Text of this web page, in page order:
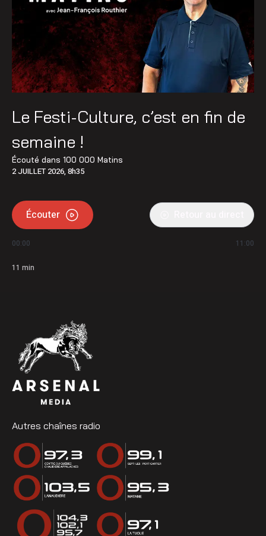
Le Festi-Culture, c’est en fin de
semaine !
Écouté dans 100 000 Matins
2 JUILLET 2026, 8h35
Écouter
00:00 11:00
11 min
Autres chaînes radio